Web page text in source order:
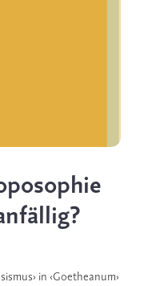
in ‹Goetheanum›